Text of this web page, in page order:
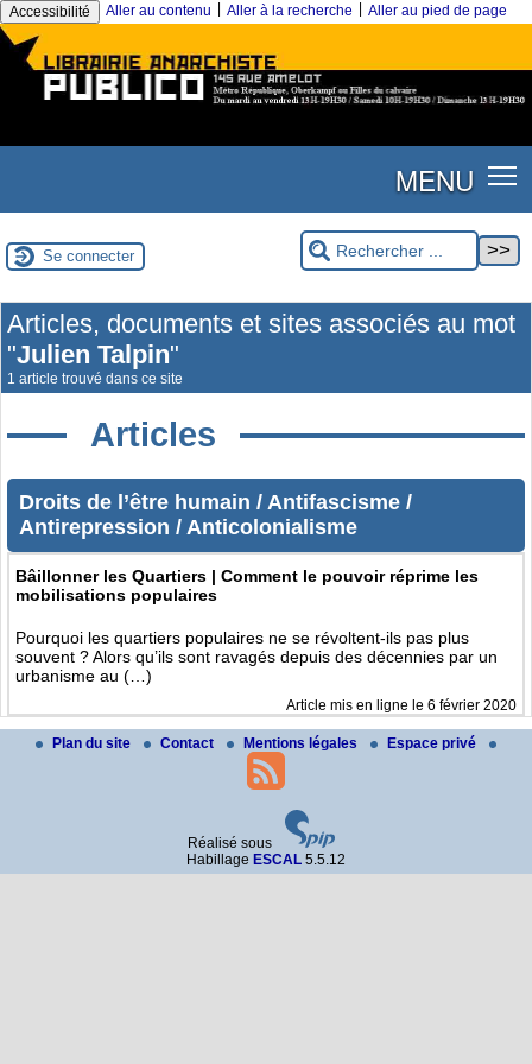
Accessibilité Aller au contenu Aller à la recherche Aller au pied de page
MENU
Se connecter
Articles, documents et sites associés au mot
"Julien Talpin"
1 article trouvé dans ce site
Articles
Droits de l’être humain / Antifascisme /
Antirepression / Anticolonialisme
Bâillonner les Quartiers | Comment le pouvoir réprime les
mobilisations populaires
Pourquoi les quartiers populaires ne se révoltent-ils pas plus
souvent ? Alors qu’ils sont ravagés depuis des décennies par un
urbanisme au (…)
Article mis en ligne le 6 février 2020
Plan du site Contact Mentions légales Espace privé
Réalisé sous
Habillage ESCAL 5.5.12